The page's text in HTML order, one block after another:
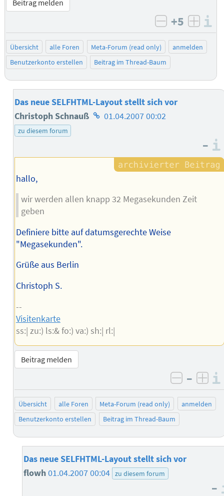
Beitrag melden
negativ
+5
Übersicht alle Foren Meta-Forum (read only)
anmelden
Benutzerkonto erstellen
Beitrag im Thread-Baum
Das neue SELFHTML-Layout stellt sich vor
Christoph Schnauß Homepage
01.04.2007 00:02
zu diesem forum
–
hallo,
wir werden allen knapp 32 Megasekunden Zeit
geben
Definiere bitte auf datumsgerechte Weise
"Megasekunden".
Grüße aus Berlin
Christoph S.
--
Visitenkarte
ss:| zu:) ls:& fo:) va:) sh:| rl:|
Beitrag melden
negativ
–
Übersicht alle Foren Meta-Forum (read only)
anmelden
Benutzerkonto erstellen
Beitrag im Thread-Baum
Das neue SELFHTML-Layout stellt sich vor
flowh01.04.2007 00:04 zu diesem forum
–